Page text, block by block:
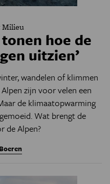
hoe de
uitzien’
wandelen of klimmen
zijn voor velen een
de klimaatopwarming
Wat brengt de
de Alpen?